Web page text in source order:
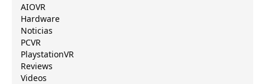
AIOVR
Hardware
Noticias
PCVR
PlaystationVR
Reviews
Videos